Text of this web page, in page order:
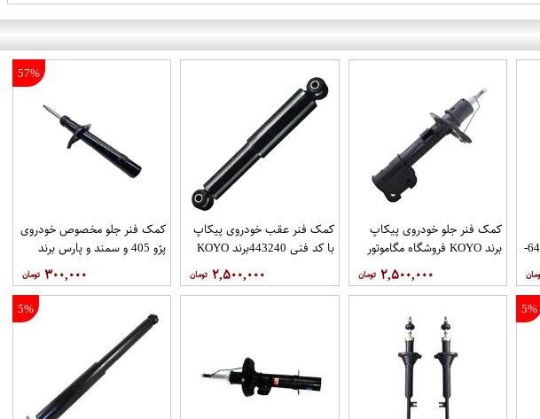
خودرو مورانو با کد فنی 641169-
کمک فنر جلو خودروی پیکاپ
برند KOYO فروشگاه مگاموتور
۲,۵۰۰,۰۰۰
کمک فنر عقب خودروی پیکاپ
با کد فنی 443240برند KOYO
۲,۵۰۰,۰۰۰
57%
کمک فنر جلو مخصوص خودروی
پژو 405 و سمند و پارس برند
۳۰۰,۰۰۰
5%
5%